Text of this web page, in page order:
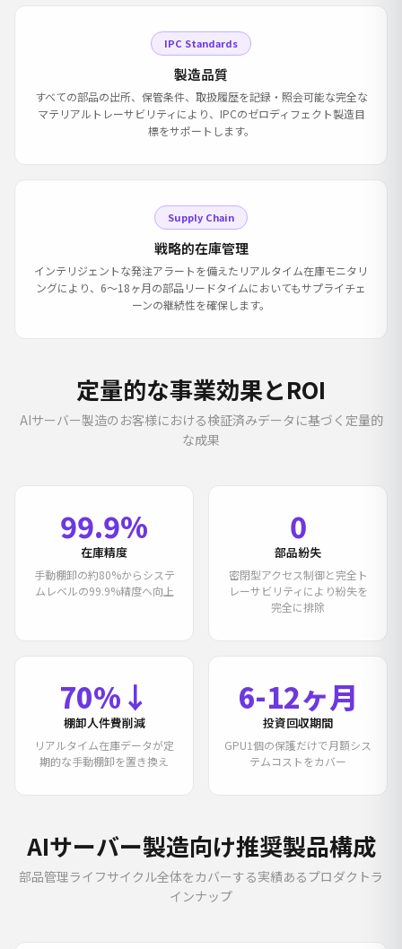
IPC Standards
製造品質
すべての部品の出所、保管条件、取扱履歴を記録・照会可能な完全な
マテリアルトレーサビリティにより、IPCのゼロディフェクト製造目
標をサポートします。
Supply Chain
戦略的在庫管理
インテリジェントな発注アラートを備えたリアルタイム在庫モニタリ
ングにより、6〜18ヶ月の部品リードタイムにおいてもサプライチェ
ーンの継続性を確保します。
定量的な事業効果とROI
AIサーバー製造のお客様における検証済みデータに基づく定量的
な成果
99.9%
在庫精度
手動棚卸の約80%からシステ
ムレベルの99.9%精度へ向上
0
部品紛失
密閉型アクセス制御と完全ト
レーサビリティにより紛失を
完全に排除
70%↓
棚卸人件費削減
リアルタイム在庫データが定
期的な手動棚卸を置き換え
6-12ヶ月
投資回収期間
GPU1個の保護だけで月額シス
テムコストをカバー
AIサーバー製造向け推奨製品構成
部品管理ライフサイクル全体をカバーする実績あるプロダクトラ
インナップ